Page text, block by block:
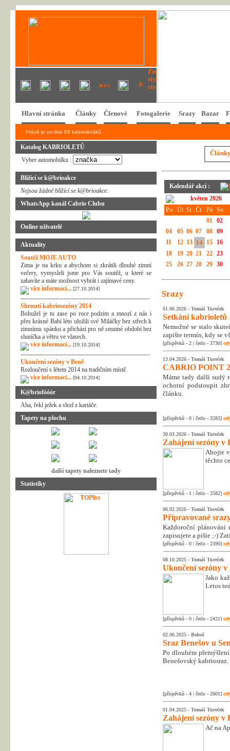
Hlavní stránka Články Členové Fotogalerie Srazy Bazar
Právě je on-line 69 kabrioleťáků.
Katalog KABRIOLETŮ
Vyber automobilku :
Blížící se k@brioakce
Nejsou žádné blížící se k@brioakce.
WhatsApp kanál Cabrio Clubu
Online uživatelé
Aktuality
Soutěž MOJE AUTO
Zima je na krku a abychom si zkrátili dlouhé zimní
večery, vymysleli jsme pro Vás soutěž, u které se
zabavíte a máte možnost vyhrát i zajímavé ceny.
více informací... [27.10.2014]
---------------------------------------------------------------
Shrnutí kabriosezóny 2014
Bohužel je tu zase po roce podzim a mnozí z nás i
přes krásné Babí léto uložili své Miláčky bez střech k
zimnímu spánku a přichází pro ně smutné období bez
sluníčka a větru ve vlasech.
více informací... [19.10.2014]
---------------------------------------------------------------
Ukončení sezóny v Brně
Rozloučení s létem 2014 na tradičním místě.
více informací... [04.10.2014]
K@briofóóór
Aha, řekl ježek a slezl z kartáče.
Tapety na plochu
další tapety naleznete tady
Statistiky
Kalendář akcí :
květen 2026
Po
Út St Čt Pá So
01 02
04
05 06 07 08 09
11
12 13 14 15
16
18
19 20 21 22 23
25
26 27 28 29 30
Srazy
01.06.2026 - Tomáš Tureček
Setkání kabrioletů
Nemožné se stalo
zapište termín, kdy se
[příspěvků - 2 | četlo - 3730]
13.04.2026 - Tomáš Tureček
CABRIO POINT
Máme tady další sudý
ochotní podstoupit
článku.
[příspěvků - 0 | četlo - 3283]
30.03.2026 - Tomáš Tureček
Zahájení sezóny v
Ahojte
těchto
[příspěvků - 1 | četlo - 2582]
06.02.2026 - Tomáš Tureček
Připravované
Každoroční plánování
zapisujete a pište ;-)
[příspěvků - 0 | četlo - 2390]
08.10.2025 - Tomáš Tureček
Ukončení sezóny v
Jako
Letos
[příspěvků - 0 | četlo - 2421]
02.06.2025 - Bobeš
Sraz Benešov u
Po dlouhém
Benešovský kabriosraz.
[příspěvků - 4 | četlo - 2601]
01.04.2025 - Tomáš Tureček
Zahájení sezóny v
Ač na